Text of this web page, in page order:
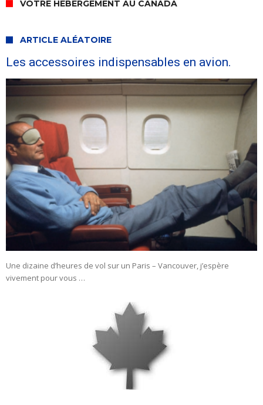
VOTRE HÉBERGEMENT AU CANADA
ARTICLE ALÉATOIRE
Les accessoires indispensables en avion.
Une dizaine d’heures de vol sur un Paris – Vancouver, j’espère
vivement pour vous …